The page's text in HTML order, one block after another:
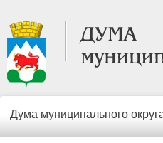
Дума муниципального